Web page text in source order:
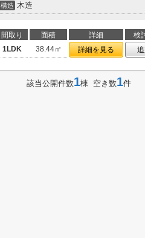
構造 木造
間取り 面積 詳細
検
1LDK 38.44㎡ 詳細を見る
該当公開件数1棟 空き数1件